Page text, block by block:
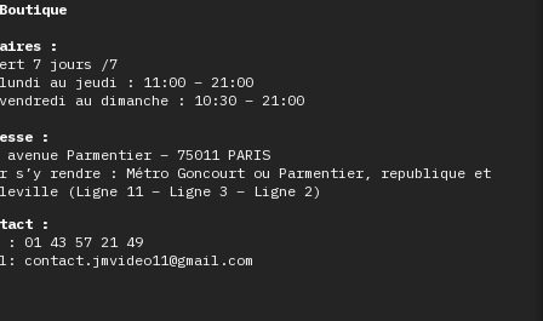
:
7 jours /7
lundi au jeudi : 11:00 – 21:00
au dimanche : 10:30 – 21:00
:
avenue Parmentier – 75011 PARIS
s’y rendre : Métro Goncourt ou Parmentier, republique et
(Ligne 11 – Ligne 3 – Ligne 2)
:
: 01 43 57 21 49
contact.jmvideo11@gmail.com